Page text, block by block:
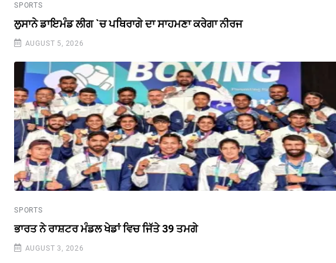
SPORTS
ਲੁਸਾਨੇ ਡਾਇਮੰਡ ਲੀਗ `ਚ ਪਥਿਰਾਗੇ ਦਾ ਸਾਹਮਣਾ ਕਰੇਗਾ ਨੀਰਜ
AUGUST 5, 2026
SPORTS
ਭਾਰਤ ਨੇ ਰਾਸ਼ਟਰ ਮੰਡਲ ਖੇਡਾਂ ਵਿਚ ਜਿੱਤੇ 39 ਤਮਗੇ
AUGUST 3, 2026